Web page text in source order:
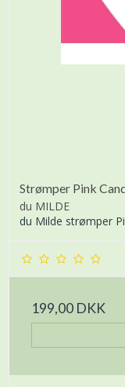
Strømper Pink
du MILDE
du Milde strømper
199,00 DKK